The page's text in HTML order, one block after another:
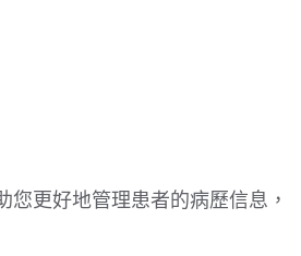
更好地管理患者的病歷信息，